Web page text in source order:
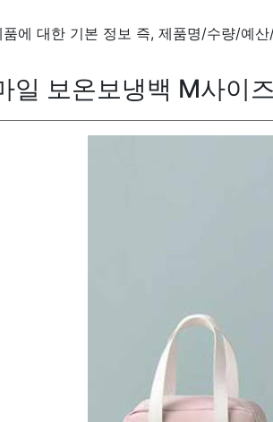
에 대한 기본 정보 즉, 제품명/수량/예
일 보온보냉백 M사이즈